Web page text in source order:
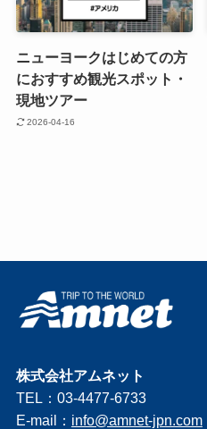
ニューヨークはじめての方
におすすめ観光スポット・
現地ツアー
2026-04-16
株式会社アムネット
TEL：03-4477-6733
E-mail： info@amnet-jpn.com